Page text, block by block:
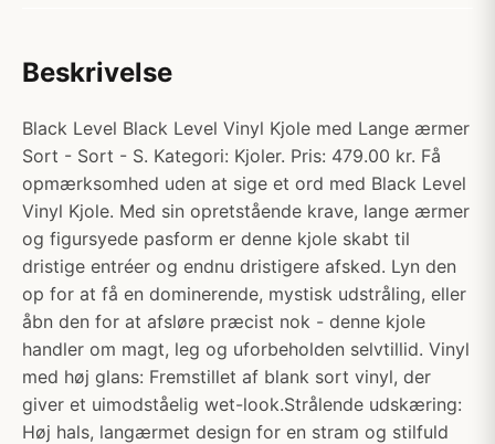
Beskrivelse
Black Level Black Level Vinyl Kjole med Lange ærmer
Sort - Sort - S. Kategori: Kjoler. Pris: 479.00 kr. Få
opmærksomhed uden at sige et ord med Black Level
Vinyl Kjole. Med sin opretstående krave, lange ærmer
og figursyede pasform er denne kjole skabt til
dristige entréer og endnu dristigere afsked. Lyn den
op for at få en dominerende, mystisk udstråling, eller
åbn den for at afsløre præcist nok - denne kjole
handler om magt, leg og uforbeholden selvtillid. Vinyl
med høj glans: Fremstillet af blank sort vinyl, der
giver et uimodståelig wet-look.Strålende udskæring:
Høj hals, langærmet design for en stram og stilfuld